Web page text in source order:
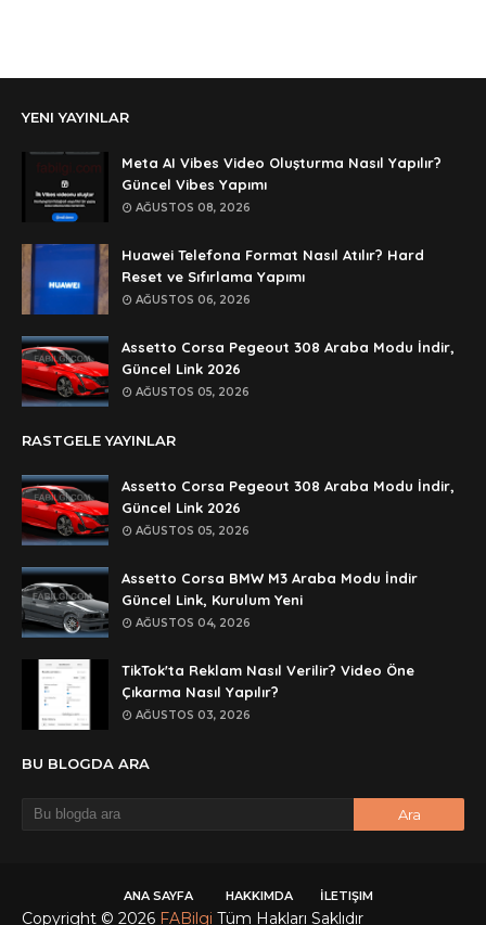
şifre ?
Anonymous
şifre ögrenebilirmiyim
Anonymous
🥰🥰🥰
Anonymous
dedezıplatan31 beğend👌
Anonymous
rar dosyasının şifresi nedir
Anonymous
lan şifre ne şifre
şifre ne
YENI YAYINLAR
Meta AI Vibes Video Oluşturma Nasıl Yapılır?
Güncel Vibes Yapımı
AĞUSTOS 08, 2026
Huawei Telefona Format Nasıl Atılır? Hard
Reset ve Sıfırlama Yapımı
AĞUSTOS 06, 2026
Assetto Corsa Pegeout 308 Araba Modu İndir,
Güncel Link 2026
AĞUSTOS 05, 2026
RASTGELE YAYINLAR
Assetto Corsa Pegeout 308 Araba Modu İndir,
Güncel Link 2026
AĞUSTOS 05, 2026
Assetto Corsa BMW M3 Araba Modu İndir
Güncel Link, Kurulum Yeni
AĞUSTOS 04, 2026
TikTok'ta Reklam Nasıl Verilir? Video Öne
Çıkarma Nasıl Yapılır?
AĞUSTOS 03, 2026
BU BLOGDA ARA
ANA SAYFA HAKKIMDA İLETIŞIM
Copyright © 2026 FABilgi Tüm Hakları Saklıdır